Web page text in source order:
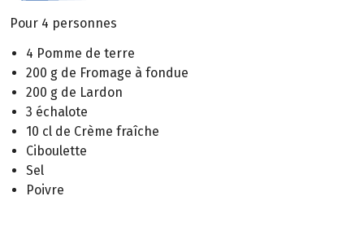
Pour 4 personnes
4 Pomme de terre
200 g de Fromage à fondue
200 g de Lardon
3 échalote
10 cl de Crème fraîche
Ciboulette
Sel
Poivre